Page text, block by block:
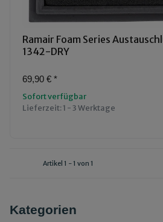
Ramair Foam Series
1342-DRY
69,90 € *
Sofort verfügbar
Lieferzeit:1 - 3 Werktage
Artikel 1 - 1 von 1
Kategorien